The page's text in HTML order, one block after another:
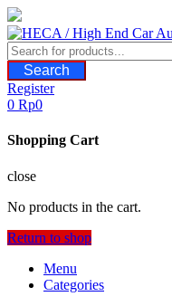
Skip
to
content
Search
Register
0 Rp0
Shopping Cart
close
No products in the cart.
Return to shop
Menu
Categories